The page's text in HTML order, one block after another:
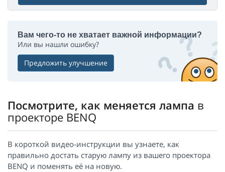
Вам чего-то не хватает важной информации?
Или вы нашли ошибку?
Предложить улучшение
Посмотрите, как меняется лампа в
проекторе BENQ
В короткой видео-инструкции вы узнаете, как
правильно достать старую лампу из вашего проектора
BENQ и поменять её на новую.